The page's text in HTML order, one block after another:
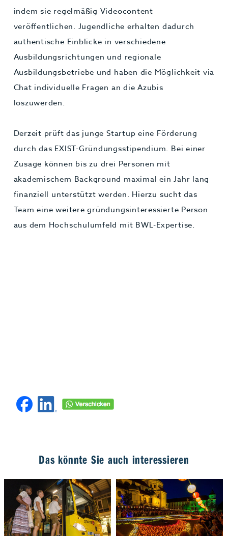
indem sie regelmäßig Videocontent
veröffentlichen. Jugendliche erhalten dadurch
authentische Einblicke in verschiedene
Ausbildungsrichtungen und regionale
Ausbildungsbetriebe und haben die Möglichkeit via
Chat individuelle Fragen an die Azubis
loszuwerden.
Derzeit prüft das junge Startup eine Förderung
durch das EXIST-Gründungsstipendium. Bei einer
Zusage können bis zu drei Personen mit
akademischem Background maximal ein Jahr lang
finanziell unterstützt werden. Hierzu sucht das
Team eine weitere gründungsinteressierte Person
aus dem Hochschulumfeld mit BWL-Expertise.
Das könnte Sie auch interessieren